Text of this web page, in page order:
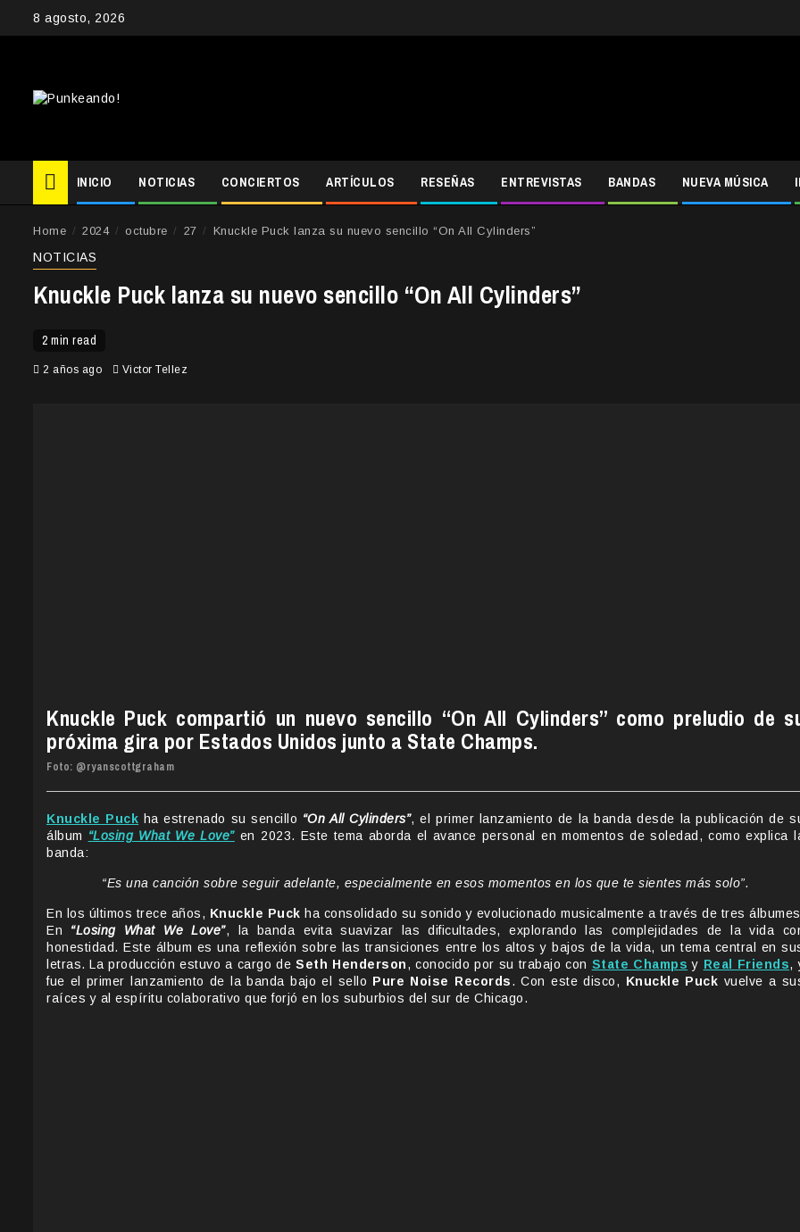
8 agosto, 2026
INICIO NOTICIAS CONCIERTOS ARTÍCULOS RESEÑAS ENTREVISTAS BANDAS NUEVA MÚSICA
Home 2024 octubre 27 Knuckle Puck lanza su nuevo sencillo “On All Cylinders”
NOTICIAS
Knuckle Puck lanza su nuevo sencillo “On All Cylinders”
2 min read
2 años ago Victor Tellez
Knuckle Puck compartió un nuevo sencillo “On All Cylinders” como preludio de
próxima gira por Estados Unidos junto a State Champs.
Foto: @ryanscottgraham
Knuckle Puck ha estrenado su sencillo “On All Cylinders”, el primer lanzamiento de la banda desde la publicación de
álbum “Losing What We Love”en 2023. Este tema aborda el avance personal en momentos de soledad, como explica
banda:
“Es una canción sobre seguir adelante, especialmente en esos momentos en los que te sientes más solo”.
En los últimos trece años, Knuckle Puck ha consolidado su sonido y evolucionado musicalmente a través de tres
En “Losing What We Love”, la banda evita suavizar las dificultades, explorando las complejidades de la vida
honestidad. Este álbum es una reflexión sobre las transiciones entre los altos y bajos de la vida, un tema central en
letras. La producción estuvo a cargo deSeth Henderson, conocido por su trabajo con State Champs y Real Friends,
fue el primer lanzamiento de la banda bajo el sello Pure Noise Records. Con este disco, Knuckle Puck vuelve a
raíces y al espíritu colaborativo que forjó en los suburbios del sur de Chicago.